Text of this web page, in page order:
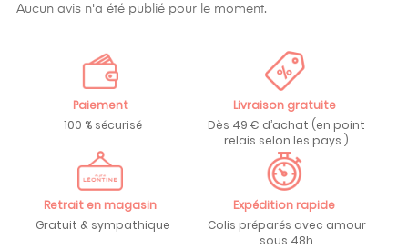
Aucun avis n'a été publié pour le moment.
Paiement
100 % sécurisé
Livraison gratuite
Dès 49 € d’achat (en point
relais selon les pays )
Retrait en magasin
Gratuit & sympathique
Expédition rapide
Colis préparés avec amour
sous 48h